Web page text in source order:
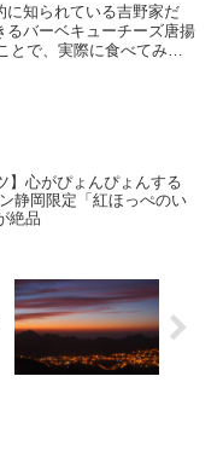
に知られている吉野家だ
るバーベキューチーズ唐揚
で、実際に食べてみる
】心がぴょんぴょんする
静岡限定「紅ほっぺのい
絶品